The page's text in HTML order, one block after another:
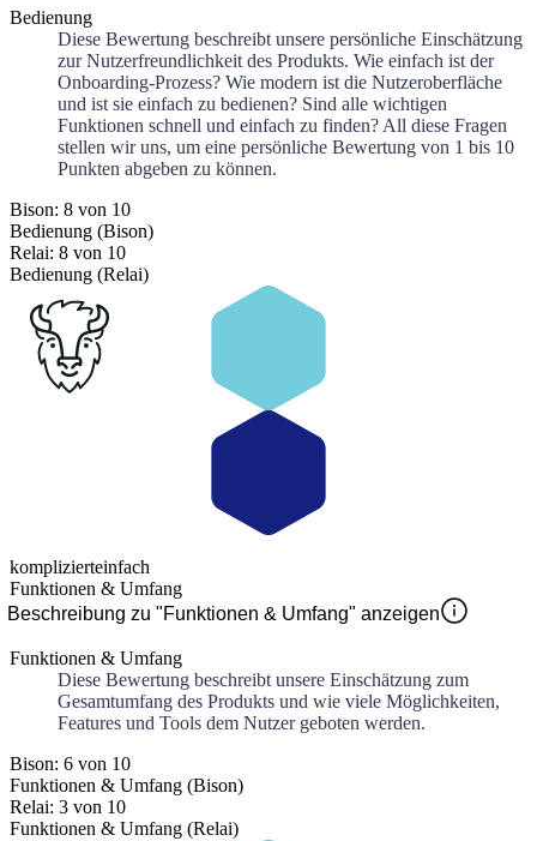
Bedienung
Diese Bewertung beschreibt unsere persönliche Einschätzung
zur Nutzerfreundlichkeit des Produkts. Wie einfach ist der
Onboarding-Prozess? Wie modern ist die Nutzeroberfläche
und ist sie einfach zu bedienen? Sind alle wichtigen
Funktionen schnell und einfach zu finden? All diese Fragen
stellen wir uns, um eine persönliche Bewertung von 1 bis 10
Punkten abgeben zu können.
Bison: 8 von 10
Bedienung (Bison)
Relai: 8 von 10
Bedienung (Relai)
komplizierteinfach
Funktionen & Umfang
Beschreibung zu "Funktionen & Umfang" anzeigen
Funktionen & Umfang
Diese Bewertung beschreibt unsere Einschätzung zum
Gesamtumfang des Produkts und wie viele Möglichkeiten,
Features und Tools dem Nutzer geboten werden.
Bison: 6 von 10
Funktionen & Umfang (Bison)
Relai: 3 von 10
Funktionen & Umfang (Relai)